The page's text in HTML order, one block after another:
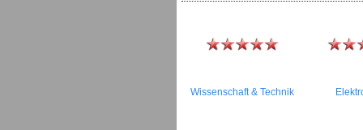
Wissenschaft & Technik